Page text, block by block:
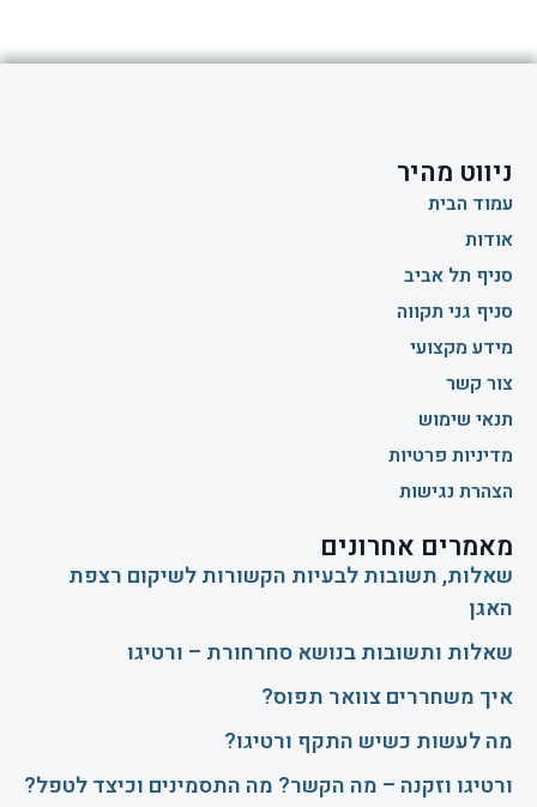
ניווט מהיר
עמוד הבית
אודות
סניף תל אביב
סניף גני תקווה
מידע מקצועי
צור קשר
תנאי שימוש
מדיניות פרטיות
הצהרת נגישות
מאמרים אחרונים
שאלות, תשובות לבעיות הקשורות לשיקום רצפת
האגן
שאלות ותשובות בנושא סחרחורת – ורטיגו
איך משחררים צוואר תפוס?
​מה לעשות כשיש התקף ורטיגו?
ורטיגו וזקנה – מה הקשר? מה התסמינים וכיצד לטפל?